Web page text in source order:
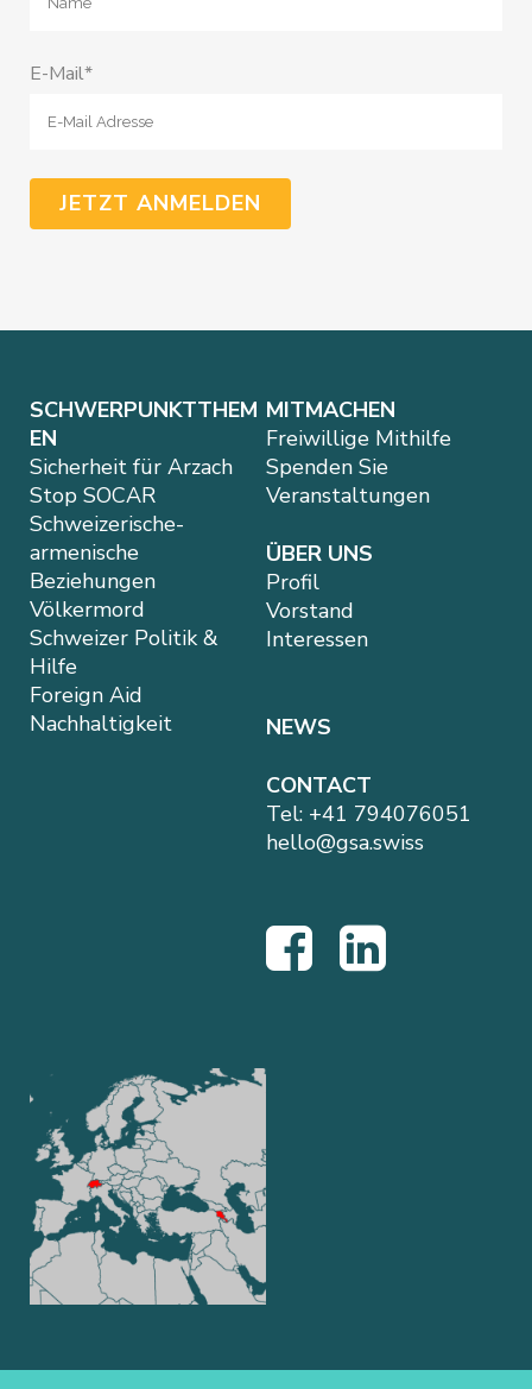
E-Mail*
SCHWERPUNKTTHEM
EN
Sicherheit für Arzach
Stop SOCAR
Schweizerische-
armenische
Beziehungen
Völkermord
Schweizer Politik &
Hilfe
Foreign Aid
Nachhaltigkeit
MITMACHEN
Freiwillige Mithilfe
Spenden Sie
Veranstaltungen
ÜBER UNS
Profil
Vorstand
Interessen
NEWS
CONTACT
Tel: +41 794076051
hello@gsa.swiss